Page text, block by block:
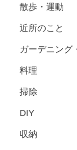
散歩・運動
近所のこと
ガーデニング
料理
掃除
DIY
収納